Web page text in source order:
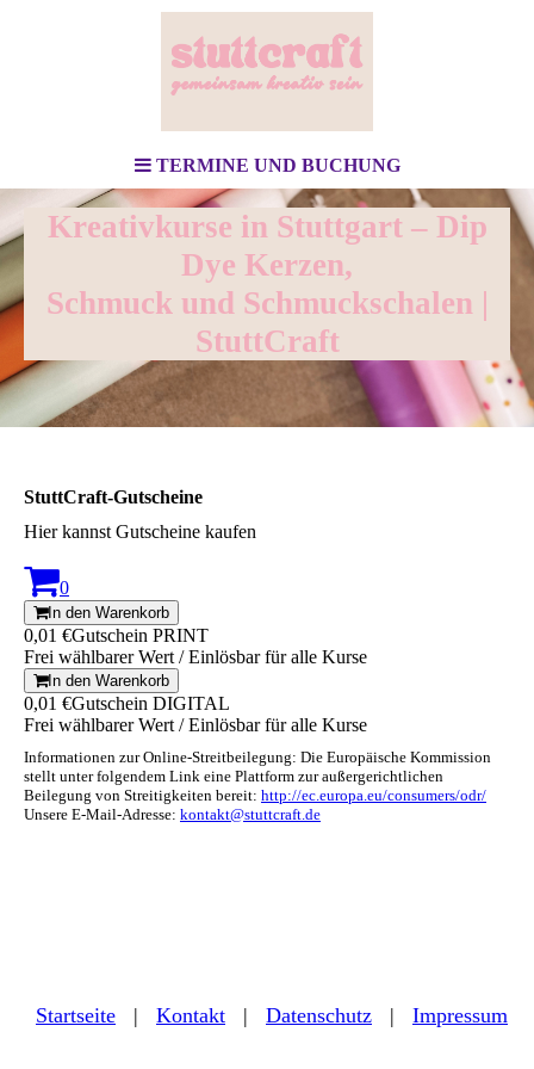
TERMINE UND BUCHUNG
Kreativkurse in Stuttgart – Dip
Dye Kerzen,
Schmuck und Schmuckschalen |
StuttCraft
StuttCraft-Gutscheine
Hier kannst Gutscheine kaufen
0
In den Warenkorb
0,01 €Gutschein PRINT
Frei wählbarer Wert / Einlösbar für alle Kurse
In den Warenkorb
0,01 €Gutschein DIGITAL
Frei wählbarer Wert / Einlösbar für alle Kurse
Informationen zur Online-Streitbeilegung: Die Europäische Kommission
stellt unter folgendem Link eine Plattform zur außergerichtlichen
Beilegung von Streitigkeiten bereit: http://ec.europa.eu/consumers/odr/
Unsere E-Mail-Adresse: kontakt@stuttcraft.de
Startseite | Kontakt | Daten­schutz | Impressum